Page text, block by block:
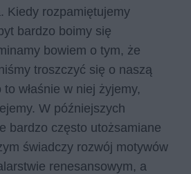
Kiedy rozpamiętujemy
bardzo boimy się
bowiem o tym, że
troszczyć się o naszą
właśnie w niej żyjemy,
W późniejszych
bardzo często utożsamiane
świadczy rozwój motywów
renesansowym, a